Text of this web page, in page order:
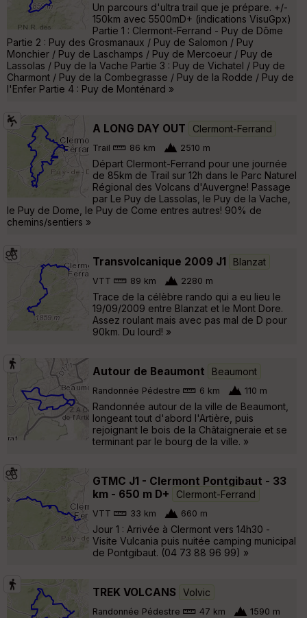
Un parcours d'ultra trail que je prépare. +/-
150km avec 5500mD+ (indications VisuGpx)
Partie 1 : Clermont-Ferrand - Puy de Dôme
Partie 2 : Puy des Grosmanaux / Puy de Salomon / Puy
Monchier / Puy de Laschamps / Puy de Mercoeur / Puy de
Lassolas / Puy de la Vache Partie 3 : Puy de Vichatel / Puy de
Charmont / Puy de la Combegrasse / Puy de la Rodde / Puy de
l'Enfer Partie 4 : Puy de Monténard »
A LONG DAY OUT Clermont-Ferrand
Trail 86 km 2510 m
Départ Clermont-Ferrand pour une journée
de 85km de Trail sur 12h dans le Parc Naturel
Régional des Volcans d'Auvergne! Passage
par Le Puy de Lassolas, le Puy de la Vache,
le Puy de Dome, le Puy de Come entres autres! 90% de
chemins/sentiers »
Transvolcanique 2009 J1 Blanzat
VTT 89 km 2280 m
Trace de la célèbre rando qui a eu lieu le
19/09/2009 entre Blanzat et le Mont Dore.
Assez roulant mais avec pas mal de D pour
90km. Du lourd! »
Autour de Beaumont Beaumont
Randonnée Pédestre 6 km 110 m
Randonnée autour de la ville de Beaumont,
longeant tout d'abord l'Artière, puis
rejoignant le bois de la Châtaigneraie et se
terminant par le bourg de la ville. »
GTMC J1 - Clermont Pontgibaut - 33
km - 650 m D+
Clermont-Ferrand
VTT 33 km 660 m
Jour 1 : Arrivée à Clermont vers 14h30 -
Visite Vulcania puis nuitée camping municipal
de Pontgibaut. (04 73 88 96 99) »
TREK VOLCANS Volvic
Randonnée Pédestre 47 km 1590 m